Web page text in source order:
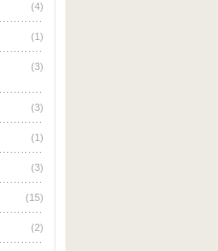
(4)
(1)
(3)
(3)
(1)
(3)
(15)
(2)